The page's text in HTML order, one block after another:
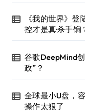
《我的世界》
控才是真·杀手锏
谷歌DeepMind
政”？
全球最小U盘，
操作太狠了